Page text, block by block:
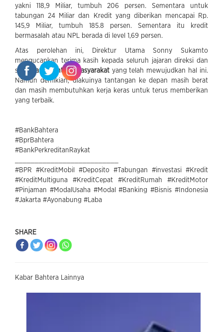
yakni 118,9 Miliar, tumbuh 206 persen. Sementara untuk
tabungan 24 Miliar dan Kredit yang diberikan mencapai Rp.
145,9 Miliar, tumbuh 185.8 persen. Sementara itu kredit
bermasalah atau NPL berada di level 1,69 persen.
Atas perolehan ini, Direktur Utama Sonny Sukamto
mengucapkan terima kasih kepada seluruh jajaran direksi dan
staff
Bank Bahtera Masyarakatyang telah mewujudkan hal ini.
Namun demikian, diakuinya tantangan ke depan masih berat
dan masih membutuhkan kerja keras untuk terus memberikan
yang terbaik.
#BankBahtera
#BprBahtera
#BankPerkreditanRaykat
#BPR #KreditMobil #Deposito #Tabungan #investasi #Kredit
#KreditMultiguna #KreditCepat #KreditRumah #KreditMotor
#Pinjaman #ModalUsaha #Modal #Banking #Bisnis #Indonesia
#Jakarta #Ayonabung #Laba
SHARE
Kabar Bahtera Lainnya